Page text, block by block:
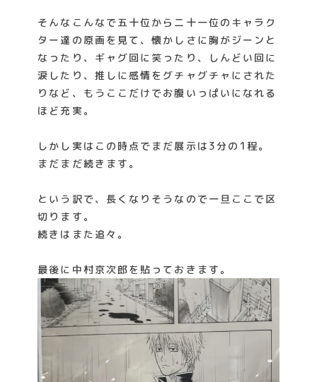
そんなこんなで五十位から二十一位のキャラク
ター達の原画を見て、懐かしさに胸がジーンと
なったり、ギャグ回に笑ったり、しんどい回に
涙したり、推しに感情をグチャグチャにされた
りなど、もうここだけでお腹いっぱいになれる
ほど充実。
しかし実はこの時点でまだ展示は3分の1程。
まだまだ続きます。
という訳で、長くなりそうなので一旦ここで区
切ります。
続きはまた追々。
最後に中村京次郎を貼っておきます。